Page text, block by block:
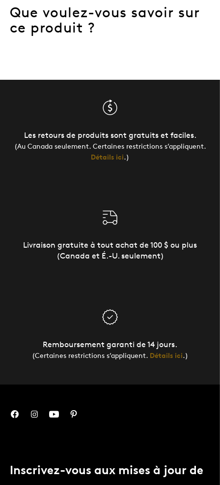
Que voulez-vous savoir sur
ce produit ?
Les retours de produits sont gratuits et faciles.
(Au Canada seulement. Certaines restrictions s’appliquent.
Détails ici.)
Livraison gratuite à tout achat de 100 $ ou plus
(Canada et É.-U. seulement)
Remboursement garanti de 14 jours.
(Certaines restrictions s’appliquent. Détails ici.)
Inscrivez-vous aux mises à jour de